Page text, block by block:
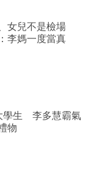
女兒不是檢場
李媽一度當真
學生 李多慧霸氣
物